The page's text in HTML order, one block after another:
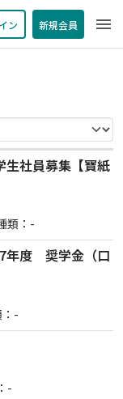
ン 新規会員 menu
生社員募集【寶紙
類：-
年度 奨学金（口
-
-